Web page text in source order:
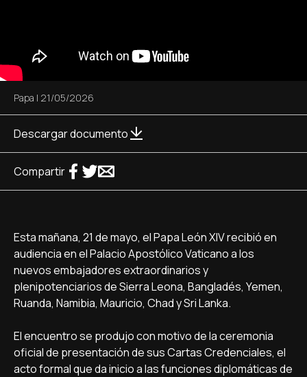
Papa | 21/05/2026
Descargar documento
Compartir
Esta mañana, 21 de mayo, el Papa León XIV recibió en
audiencia en el Palacio Apostólico Vaticano a los
nuevos embajadores extraordinarios y
plenipotenciarios de Sierra Leona, Bangladés, Yemen,
Ruanda, Namibia, Mauricio, Chad y Sri Lanka.
El encuentro se produjo con motivo de la ceremonia
oficial de presentación de sus Cartas Credenciales, el
acto formal que da inicio a las funciones diplomáticas de